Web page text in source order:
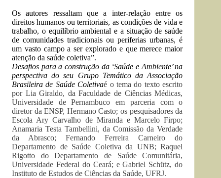
Os autores ressaltam que a inter-relação entre os
direitos humanos ou territoriais, as condições de vida e
trabalho, o equilíbrio ambiental e a situação de saúde
de comunidades tradicionais ou periferias urbanas, é
um vasto campo a ser explorado e que merece maior
atenção da saúde coletiva”.
Desafios para a construção da ‘Saúde e Ambiente’ na
perspectiva do seu Grupo Temático da Associação
Brasileira de Saúde Coletivaé o tema do texto escrito
por Lia Giraldo, da Faculdade de Ciências Médicas,
Universidade de Pernambuco em parceria com o
diretor da ENSP, Hermano Casto; os pesquisadores da
Escola Ary Carvalho de Miranda e Marcelo Firpo;
Anamaria Testa Tambellini, da Comissão da Verdade
da Abrasco; Fernando Ferreira Carneiro do
Departamento de Saúde Coletiva da UNB; Raquel
Rigotto do Departamento de Saúde Comunitária,
Universidade Federal do Ceará; e Gabriel Schütz, do
Instituto de Estudos de Ciências da Saúde, UFRJ.